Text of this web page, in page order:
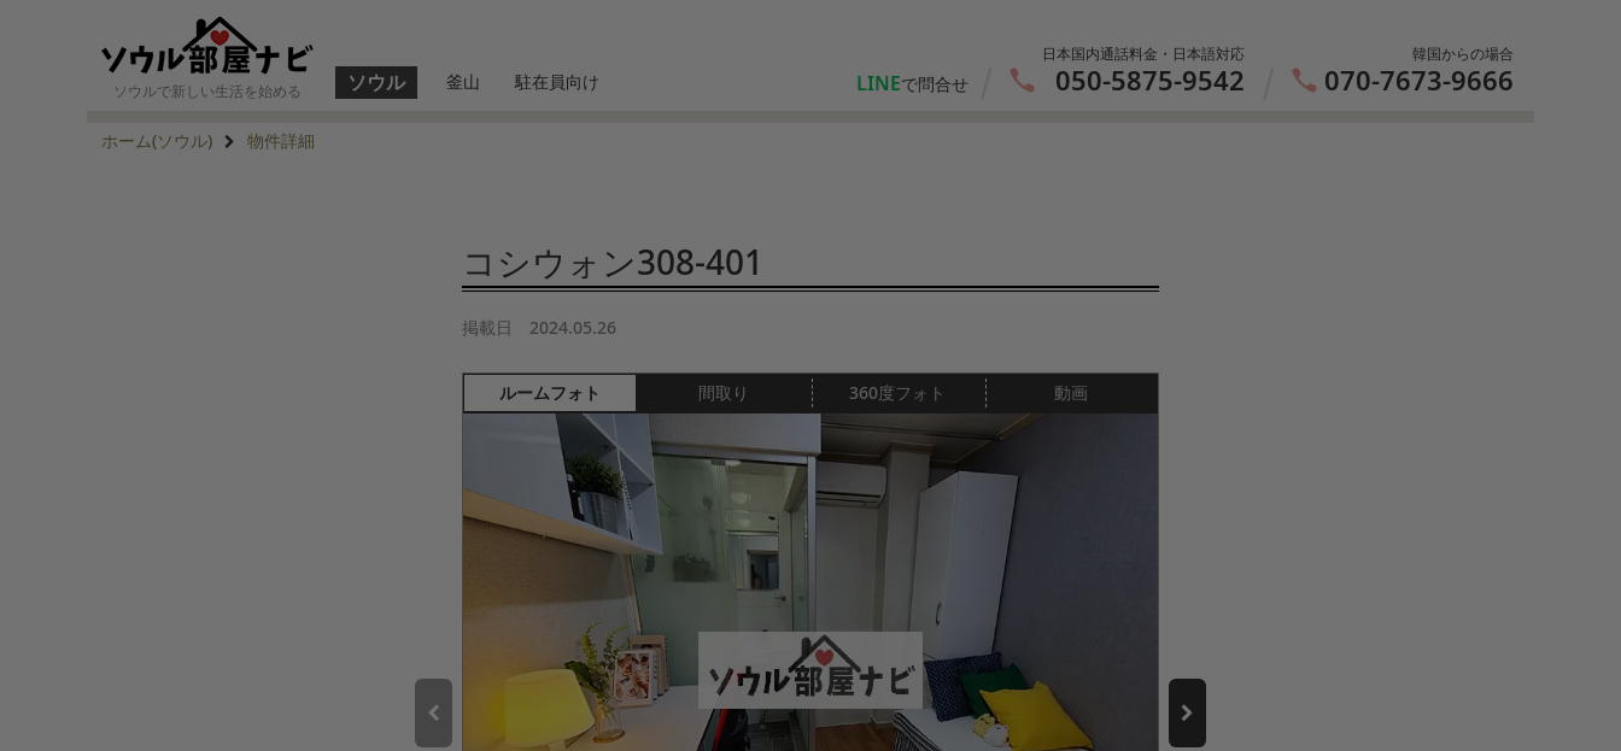
ソウルで新しい生活を始める ソウル 釜山 駐在員向け LINEで問合せ
日本国内通話料金・日本語対応
050-5875-9542
韓国からの場合
070-7673-9666
ホーム(ソウル) 物件詳細
コシウォン308-401
掲載日 2024.05.26
ルームフォト 間取り 360度フォト 動画